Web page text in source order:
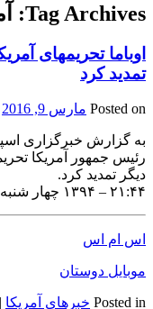
Tag Archives:
اوباما تحریمهای
تمدید کرد
Posted on مارس 9, 2016
به گزارش خبرگزاری
رئیس جمهور آمریکا
دیگر تمدید کرد.
۲۱:۴۴ – ۱۳۹۴ چهار شنبه ۱۹ اسفند
اس ام اس
موبایل دوستان
Posted in خبرهای آمریکا |